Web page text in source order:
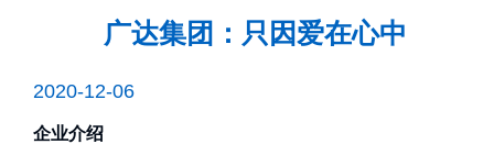
广达集团：只因爱在心中
2020-12-06
企业介绍